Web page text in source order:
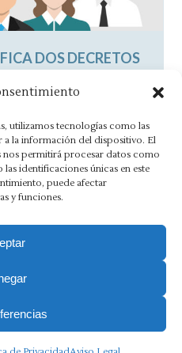
utilizamos tecnologías como las
a la información del dispositivo. El
nos permitirá procesar datos como
identificaciones únicas en este
puede afectar
y funciones.
DOS DECRETOS
españolas
servicios La
al extranjero…
Todos los derechos